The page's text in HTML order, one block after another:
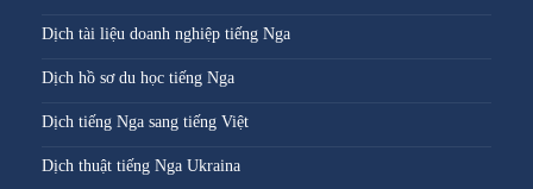
Dịch tài liệu doanh nghiệp tiếng Nga
Dịch hồ sơ du học tiếng Nga
Dịch tiếng Nga sang tiếng Việt
Dịch thuật tiếng Nga Ukraina